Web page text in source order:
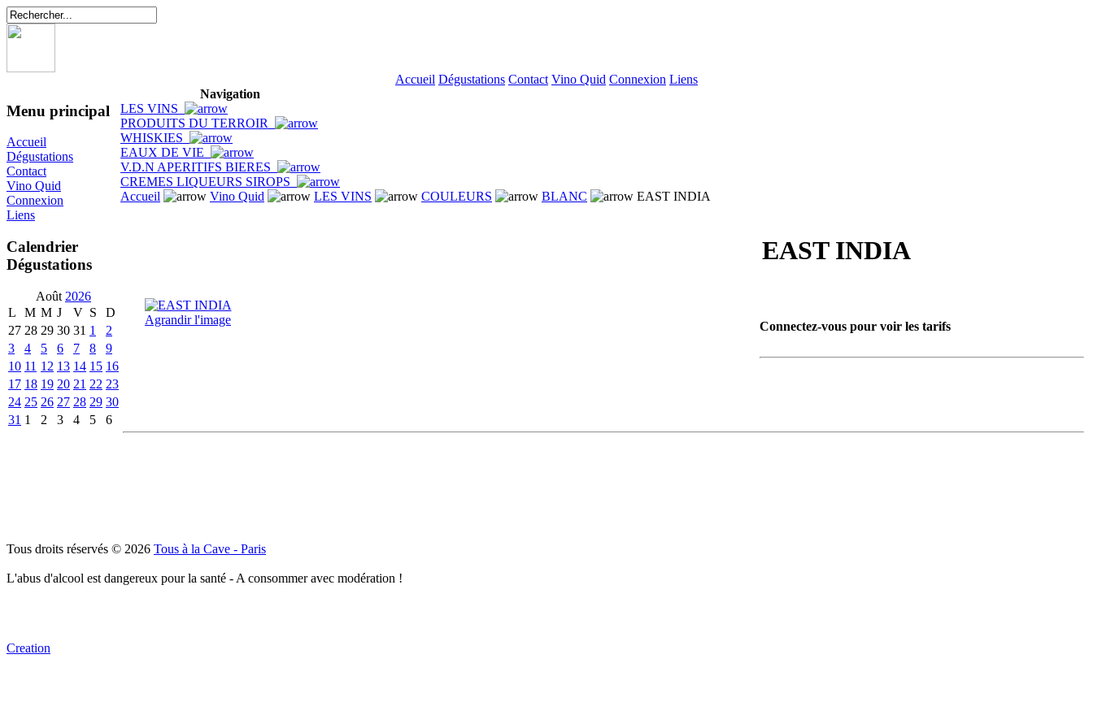
Accueil Dégustations Contact Vino Quid Connexion Liens
Menu principal
Accueil
Dégustations
Contact
Vino Quid
Connexion
Liens
Calendrier
Dégustations
Août 2026
L
M M J V S
D
27 28 29 30 31 1
2
3
4 5 6 7 8
9
10 11 12 13 14 15 16
17 18 19 20 21 22 23
24 25 26 27 28 29 30
31 1 2 3 4 5 6
Navigation
LES VINS
PRODUITS DU TERROIR
WHISKIES
EAUX DE VIE
V.D.N APERITIFS BIERES
CREMES LIQUEURS SIROPS
Accueil
Vino Quid LES VINS COULEURS BLANC EAST INDIA
Agrandir l'image
EAST INDIA
Connectez-vous pour voir les tarifs
Tous droits réservés © 2026 Tous à la Cave - Paris
L'abus d'alcool est dangereux pour la santé - A consommer avec modération !
Creation